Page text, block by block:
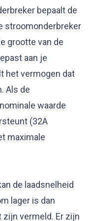
bepaalt de
stroomonderbreker
grootte van de
aan je
het vermogen dat
Als de
waarde
(32A
maximale
de laadsnelheid
lager is dan
vermeld. Er zijn